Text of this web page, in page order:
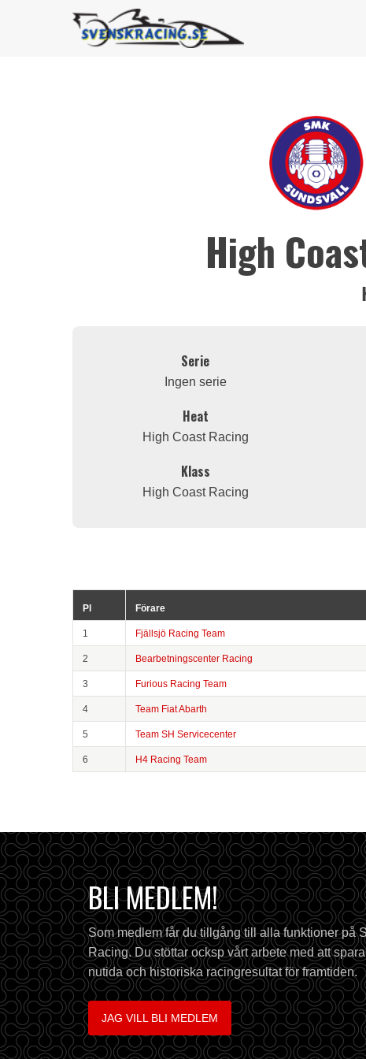
High
Serie
Ingen serie
Heat
High Coast Racing
Klass
High Coast Racing
Pl Förare
1 Fjällsjö Racing Team
2 Bearbetningscenter Racing
3 Furious Racing Team
4 Team Fiat Abarth
5 Team SH Servicecenter
6 H4 Racing Team
BLI MEDLEM!
Som medlem får du tillgång till alla funktioner på
Racing. Du stöttar ocksp vårt arbete med att
nutida och historiska racingresultat för framtiden.
JAG VILL BLI MEDLEM